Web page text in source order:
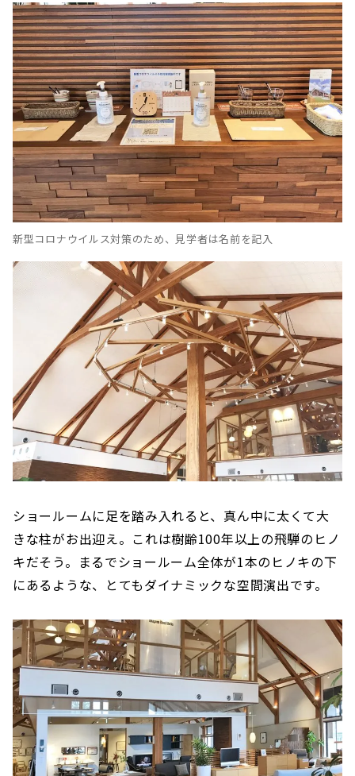
新型コロナウイルス対策のため、見学者は名前を記入
ショールームに足を踏み入れると、真ん中に太くて大
きな柱がお出迎え。これは樹齢100年以上の飛騨のヒノ
キだそう。まるでショールーム全体が1本のヒノキの下
にあるような、とてもダイナミックな空間演出です。